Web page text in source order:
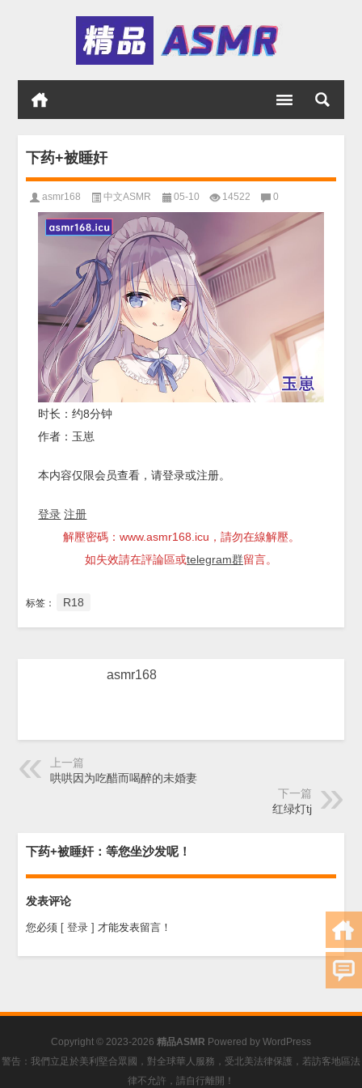
下药+被睡奸
asmr168 中文ASMR 05-10 14522 0
时长：约8分钟
作者：玉崽
本内容仅限会员查看，请登录或注册。
登录 注册
解壓密碼：www.asmr168.icu，請勿在線解壓。
如失效請在評論區或telegram群留言。
标签： R18
asmr168
上一篇
哄哄因为吃醋而喝醉的未婚妻
下一篇
红绿灯tj
下药+被睡奸：等您坐沙发呢！
发表评论
您必须 [ 登录 ] 才能发表留言！
Copyright © 2023-2026 精品ASMR Powered by WordPress
警告：我們立足於美利堅合眾國，對全球華人服務，受北美法律保護，若訪客地區法
律不允許，請自行離開！